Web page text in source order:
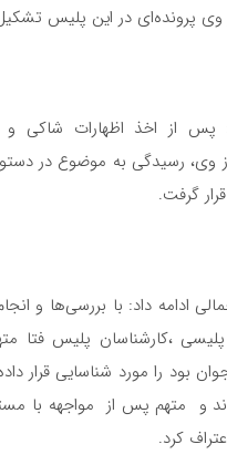
وی پرونده‌ای در این پلیس
پس از اخذ اظهارات شاکی و
وی، رسیدگی به موضوع در
گرفت.
ادامه داد: با بررسی‌ها و
،کارشناسان پلیس فتا
بود را مورد شناسایی قرار
و متهم پس از مواجهه با
کرد.